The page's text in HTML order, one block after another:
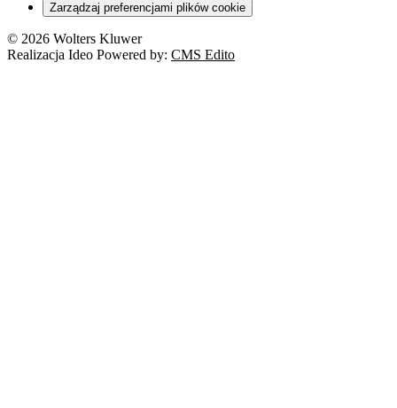
Zarządzaj preferencjami plików cookie
© 2026 Wolters Kluwer
Realizacja Ideo Powered by: CMS Edito